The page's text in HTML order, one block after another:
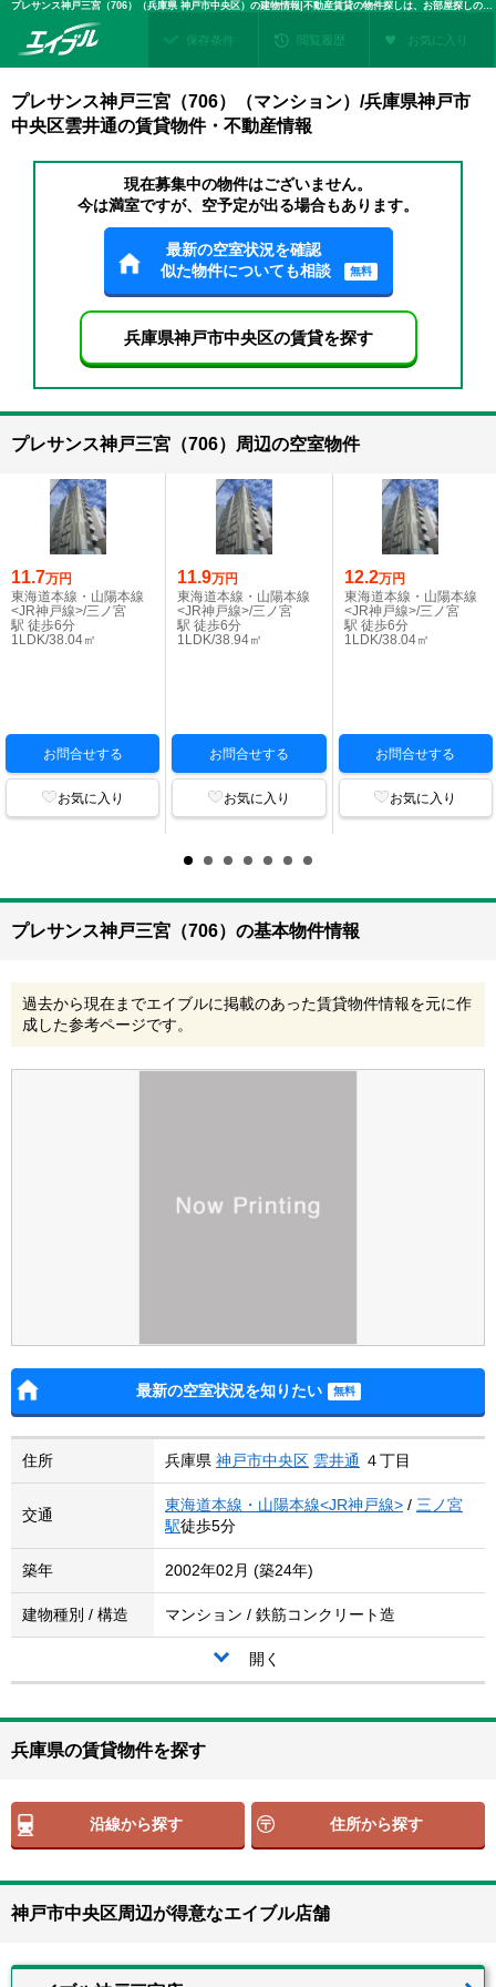
プレサンス神戸三宮（706）（兵庫県 神戸市中央区）の建物情報|不動産賃貸の物件探しは、お部屋探しのエイブル
保存条件 閲覧履歴 お気に入り
プレサンス神戸三宮（706）（マンション）/兵庫県神戸市
中央区雲井通の賃貸物件・不動産情報
現在募集中の物件はございません。
今は満室ですが、空予定が出る場合もあります。
最新の空室状況を確認
似た物件についても相談
無料
兵庫県神戸市中央区の賃貸を探す
プレサンス神戸三宮（706）周辺の空室物件
11.7万円
東海道本線・山陽本線
<JR神戸線>/三ノ宮
駅 徒歩6分
1LDK/38.04㎡
お問合せする
お気に入り
11.9万円
東海道本線・山陽本線
<JR神戸線>/三ノ宮
駅 徒歩6分
1LDK/38.94㎡
お問合せする
お気に入り
12.2万円
東海道本線・山陽本線
<JR神戸線>/三ノ宮
駅 徒歩6分
1LDK/38.04㎡
お問合せする
お気に入り
プレサンス神戸三宮（706）の基本物件情報
過去から現在までエイブルに掲載のあった賃貸物件情報を元に作
成した参考ページです。
最新の空室状況を知りたい
住所 兵庫県 神戸市中央区 雲井通 ４丁目
交通
東海道本線・山陽本線<JR神戸線> / 三ノ宮
駅徒歩5分
築年 2002年02月 (築24年)
建物種別 / 構造 マンション / 鉄筋コンクリート造
開く
兵庫県の賃貸物件を探す
沿線から探す 住所から探す
神戸市中央区周辺が得意なエイブル店舗